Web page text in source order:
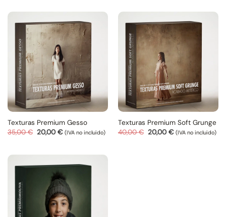
35,00 €. 20,00 €. 40,00 €. 20,00 €.
Texturas Premium Gesso
35,00€ El
precio
20,00€El
precio
(IVA no incluido)
Texturas Premium Soft Grunge
40,00€ El
precio
20,00€El
precio
(IVA no incluido)